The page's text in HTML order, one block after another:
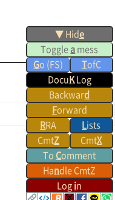
▼ Hide
Toggleamess
Go (FS) TofC
DocuKLog
Backward
Forward
RRA Lists
CmtZ CmtX
To Comment
Handle CmtZ
Login